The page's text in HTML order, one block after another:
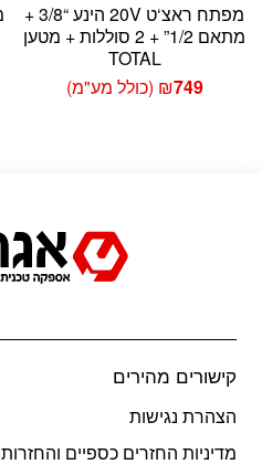
מפתח ראצ‘ט 20V הינע “3/8 +
מתאם 1/2” + 2 סוללות + מטען
TOTAL
₪749 (כולל מע"מ)
קישורים מהירים
הצהרת נגישות
מדיניות החזרים כספיים והחזרות